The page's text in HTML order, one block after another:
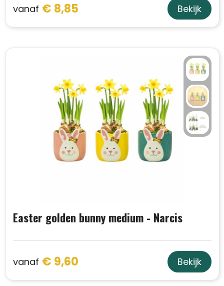
vanaf € 8,85 Bekijk
Easter golden bunny medium - Narcis
vanaf € 9,60 Bekijk